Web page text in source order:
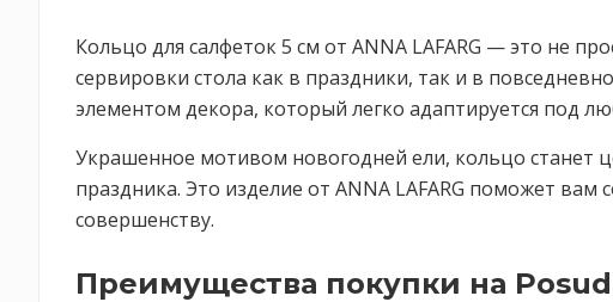
Кольцо для салфеток 5 см от ANNA LAFARG — это не
сервировки стола как в праздники, так и в
элементом декора, который легко адаптируется под
Украшенное мотивом новогодней ели, кольцо станет
праздника. Это изделие от ANNA LAFARG поможет
совершенству.
Преимущества покупки на